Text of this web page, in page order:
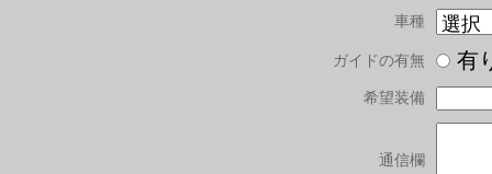
車種
ガイドの有無
希望装備
通信欄